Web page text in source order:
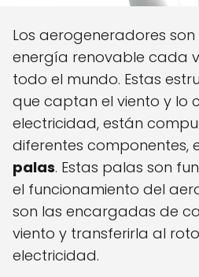
Los aerogeneradores
energía renovable cada
todo el mundo. Estas
que captan el viento y lo
electricidad, están
diferentes componentes,
palas. Estas palas son
el funcionamiento del
son las encargadas de
viento y transferirla al
electricidad.